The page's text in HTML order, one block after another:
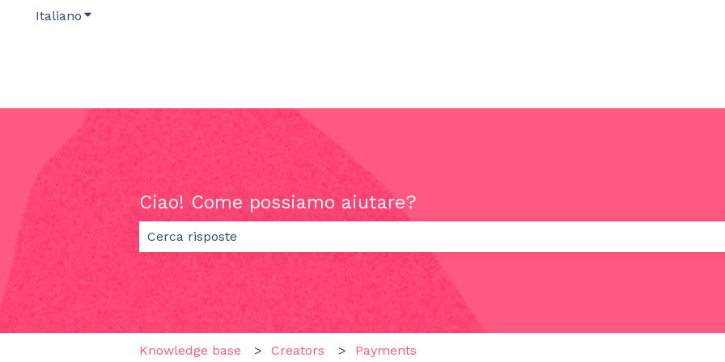
Italiano Mostra sottomenu per le traduzioni
Ciao! Come possiamo aiutare?
Non sono presenti suggerimenti perché il campo di ricerca è vuoto.
Knowledge base Creators Payments